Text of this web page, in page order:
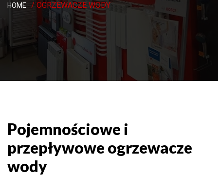
HOME / OGRZEWACZE WODY
Pojemnościowe i
przepływowe ogrzewacze
wody